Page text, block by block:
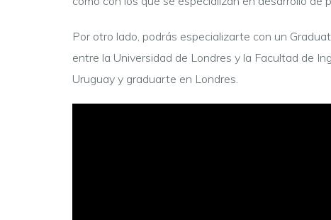
Por otro lado, podrás especializarte con un
entre la Universidad de Londres y la Facultad de
Uruguay y graduarte en Londres.